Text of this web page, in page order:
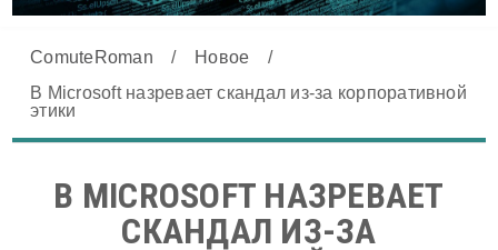
ComuteRoman / Новое
/
В Microsoft назревает скандал из-за корпоративной
этики
В MICROSOFT НАЗРЕВАЕТ
СКАНДАЛ ИЗ-ЗА